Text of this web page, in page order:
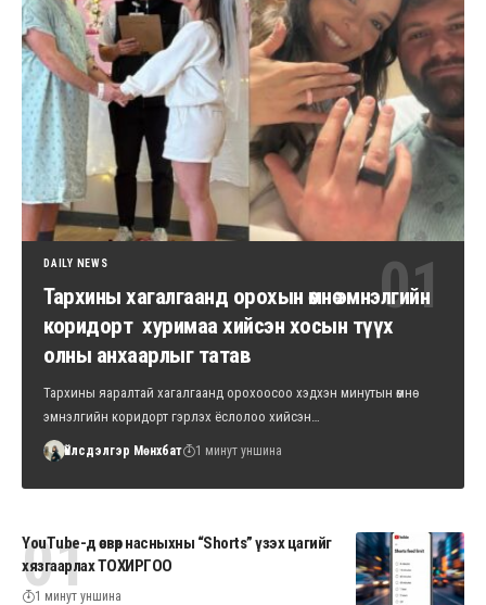
DAILY NEWS
Тархины хагалгаанд орохын өмнө эмнэлгийн
коридорт хуримаа хийсэн хосын түүх
олны анхаарлыг татав
Тархины яаралтай хагалгаанд орохоосоо хэдхэн минутын өмнө
эмнэлгийн коридорт гэрлэх ёслолоо хийсэн…
Үйлсдэлгэр Мөнхбат 1 минут уншина
YouTube-д өсвөр насныхны “Shorts” үзэх цагийг
хязгаарлах ТОХИРГОО
1 минут уншина